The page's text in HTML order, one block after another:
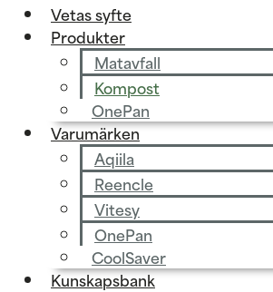
Vetas syfte
Produkter
Matavfall
Kompost
OnePan
Varumärken
Aqiila
Reencle
Vitesy
OnePan
CoolSaver
Kunskapsbank